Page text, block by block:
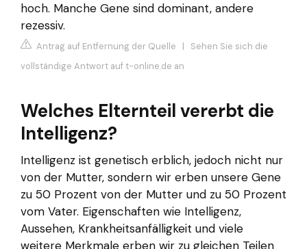
hoch. Manche Gene sind dominant, andere
rezessiv.
Antrag auf Entfernung der Quelle | Sehen Sie sich die
vollständige Antwort auf t-online.de an
Welches Elternteil vererbt die
Intelligenz?
Intelligenz ist genetisch erblich, jedoch nicht nur
von der Mutter, sondern wir erben unsere Gene
zu 50 Prozent von der Mutter und zu 50 Prozent
vom Vater. Eigenschaften wie Intelligenz,
Aussehen, Krankheitsanfälligkeit und viele
weitere Merkmale erben wir zu gleichen Teilen